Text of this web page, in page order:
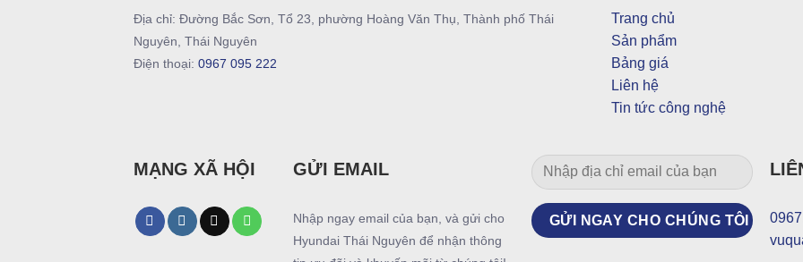
Địa chỉ: Đường Bắc Sơn, Tổ 23, phường Hoàng Văn Thụ, Thành phố Thái
Nguyên, Thái Nguyên
Điện thoại:0967 095 222
Trang chủ
Sản phẩm
Bảng giá
Liên hệ
Tin tức công nghệ
MẠNG XÃ HỘI GỬI EMAIL
Nhập ngay email của bạn, và gửi cho
Hyundai Thái Nguyên để nhận thông